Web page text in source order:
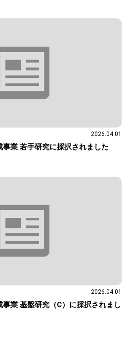
2026.04.01
業 若手研究に採択されました
2026.04.01
業 基盤研究（C）に採択されまし